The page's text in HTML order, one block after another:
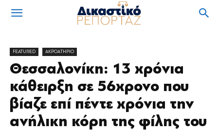
FEATURED ΑΚΡΟΑΤΗΡΙΟ
Θεσσαλονίκη: 13 χρόνια
κάθειρξη σε 56χρονο που
βίαζε επί πέντε χρόνια την
ανήλικη κόρη της φίλης του